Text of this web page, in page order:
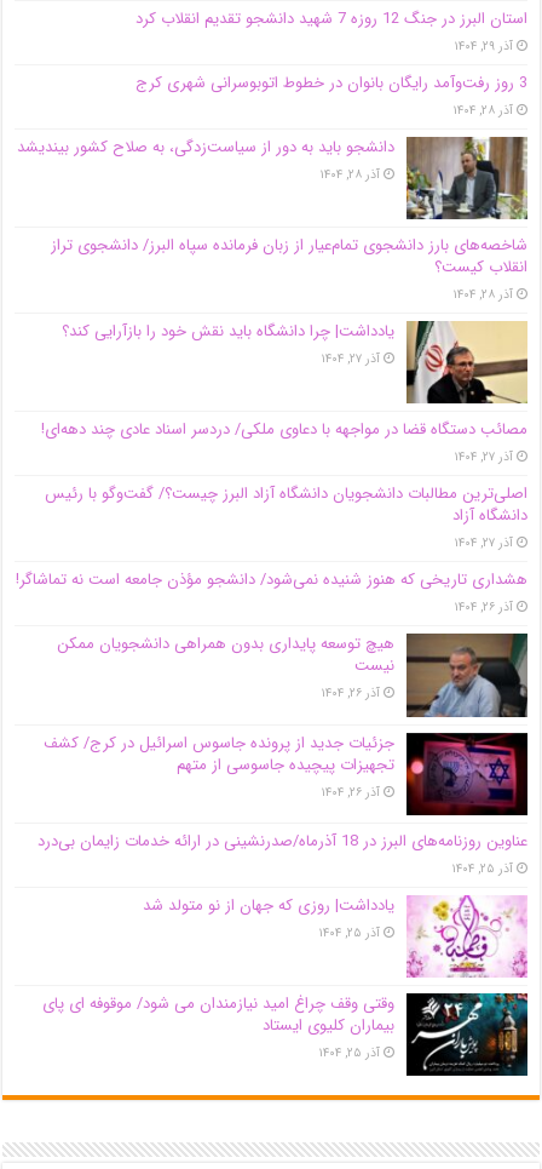
استان البرز در جنگ 12 روزه 7 شهید دانشجو تقدیم انقلاب کرد
آذر ۲۹, ۱۴۰۴
3 روز رفت‌وآمد رایگان بانوان در خطوط اتوبوسرانی شهری کرج
آذر ۲۸, ۱۴۰۴
دانشجو باید به دور از سیاست‌زدگی، به صلاح کشور بیندیشد
آذر ۲۸, ۱۴۰۴
شاخصه‌های بارز دانشجوی تمام‌عیار از زبان فرمانده سپاه البرز/ دانشجوی تراز
انقلاب کیست؟
آذر ۲۸, ۱۴۰۴
یادداشت| چرا دانشگاه باید نقش خود را بازآرایی کند؟
آذر ۲۷, ۱۴۰۴
مصائب دستگاه قضا در مواجهه با دعاوی ملکی/ دردسر اسناد عادی چند‌ دهه‌ای!
آذر ۲۷, ۱۴۰۴
اصلی‌ترین مطالبات دانشجویان دانشگاه آزاد البرز چیست؟/ گفت‌وگو با رئیس
دانشگاه آز‌اد
آذر ۲۷, ۱۴۰۴
هشداری تاریخی که هنوز شنیده نمی‌شود/ دانشجو مؤذن جامعه است نه تماشاگر!
آذر ۲۶, ۱۴۰۴
هیچ توسعه پایداری بدون همراهی دانشجویان ممکن
نیست
آذر ۲۶, ۱۴۰۴
جزئیات جدید از پرونده جاسوس اسرائیل در کرج/‌ کشف
تجهیزات پیچیده جاسوسی از متهم
آذر ۲۶, ۱۴۰۴
عناوین روزنامه‌های البرز در ‌18 آذرماه/صدرنشینی در ارائه خدمات زایمان بی‌درد
آذر ۲۵, ۱۴۰۴
یادداشت| روزی که جهان از نو متولد شد
آذر ۲۵, ۱۴۰۴
وقتی وقف چراغ امید نیازمندان می شود/ موقوفه ای پای
بیماران کلیوی ایستاد
آذر ۲۵, ۱۴۰۴